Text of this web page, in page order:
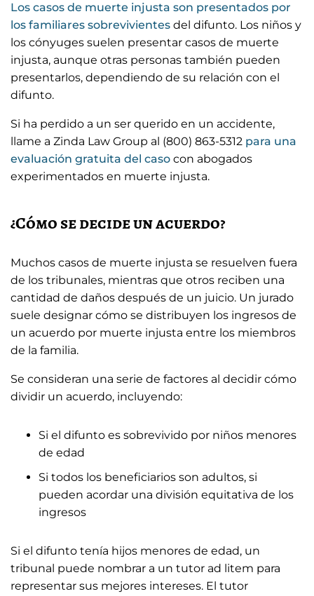
Los casos de muerte injusta son presentados por
los familiares sobrevivientes del difunto. Los niños y
los cónyuges suelen presentar casos de muerte
injusta, aunque otras personas también pueden
presentarlos, dependiendo de su relación con el
difunto.
Si ha perdido a un ser querido en un accidente,
llame a Zinda Law Group al (800) 863-5312 para una
evaluación gratuita del caso con abogados
experimentados en muerte injusta.
¿Cómo se decide un acuerdo?
Muchos casos de muerte injusta se resuelven fuera
de los tribunales, mientras que otros reciben una
cantidad de daños después de un juicio. Un jurado
suele designar cómo se distribuyen los ingresos de
un acuerdo por muerte injusta entre los miembros
de la familia.
Se consideran una serie de factores al decidir cómo
dividir un acuerdo, incluyendo:
Si el difunto es sobrevivido por niños menores
de edad
Si todos los beneficiarios son adultos, si
pueden acordar una división equitativa de los
ingresos
Si el difunto tenía hijos menores de edad, un
tribunal puede nombrar a un tutor ad litem para
representar sus mejores intereses. El tutor